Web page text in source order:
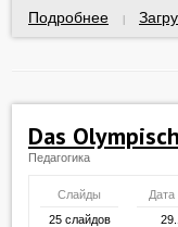
Подробнее
Das
Педагогика
Слайды
Дата
25 слайдов